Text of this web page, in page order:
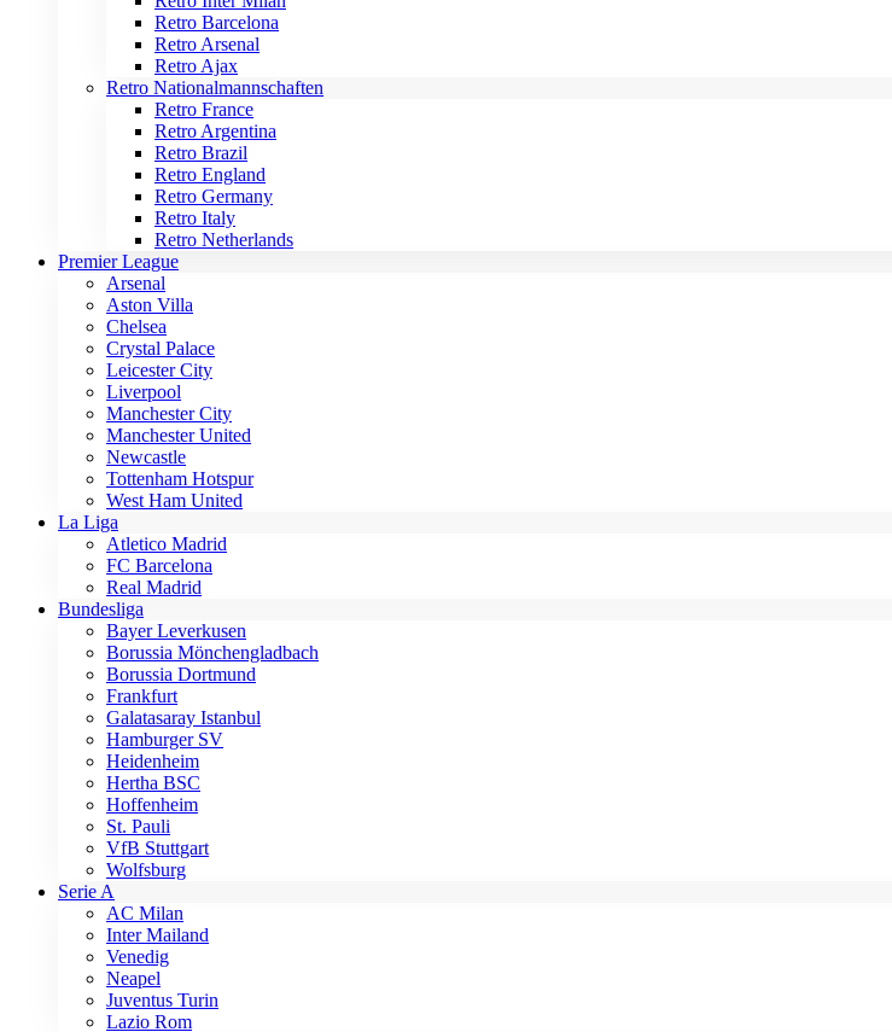
Retro Barcelona
Retro Arsenal
Retro Ajax
Retro Nationalmannschaften
Retro France
Retro Argentina
Retro Brazil
Retro England
Retro Germany
Retro Italy
Retro Netherlands
Premier League
Arsenal
Aston Villa
Chelsea
Crystal Palace
Leicester City
Liverpool
Manchester City
Manchester United
Newcastle
Tottenham Hotspur
West Ham United
La Liga
Atletico Madrid
FC Barcelona
Real Madrid
Bundesliga
Bayer Leverkusen
Borussia Mönchengladbach
Borussia Dortmund
Frankfurt
Galatasaray Istanbul
Hamburger SV
Heidenheim
Hertha BSC
Hoffenheim
St. Pauli
VfB Stuttgart
Wolfsburg
Serie A
AC Milan
Inter Mailand
Venedig
Neapel
Juventus Turin
Lazio Rom